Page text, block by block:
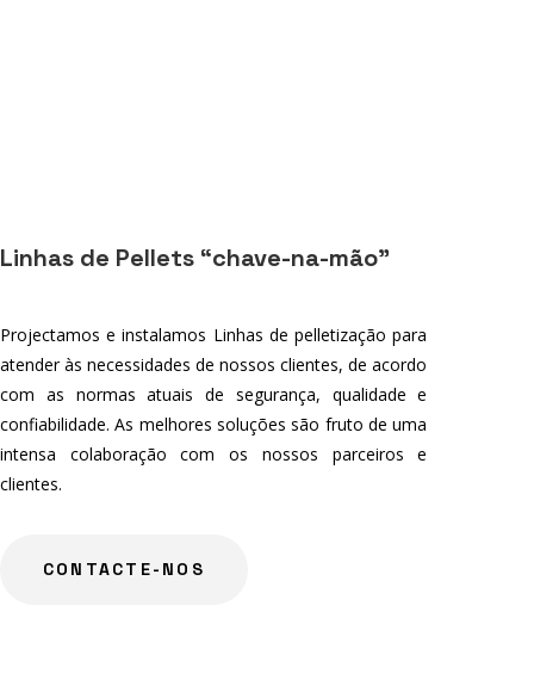
Linhas de Pellets “chave-na-mão”
Projectamos e instalamos Linhas de pelletização para
atender às necessidades de nossos clientes, de acordo
com as normas atuais de segurança, qualidade e
confiabilidade. As melhores soluções são fruto de uma
intensa colaboração com os nossos parceiros e
clientes.
CONTACTE-NOS